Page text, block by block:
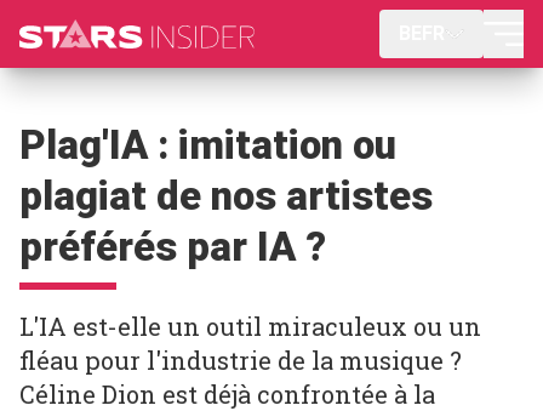
Plag'IA : imitation ou
plagiat de nos artistes
préférés par IA ?
L'IA est-elle un outil miraculeux ou un
fléau pour l'industrie de la musique ?
Céline Dion est déjà confrontée à la